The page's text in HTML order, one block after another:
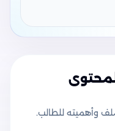
وأهميته للطالب.